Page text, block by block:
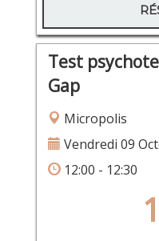
Test
Gap
Micropolis
Vendredi 09
12:00 - 12:30